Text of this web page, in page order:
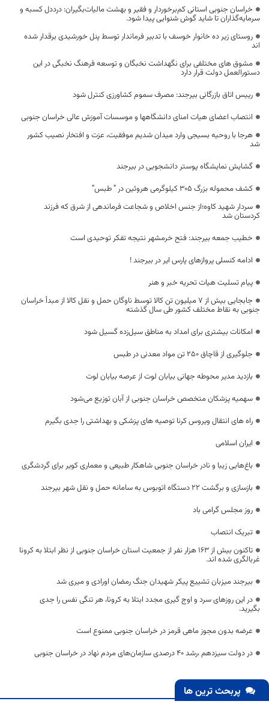
خراسان جنوبی استانی کم‌برخوردار و فقیر و بهشت مالیات‌بگیران: درددل کسبه و
سرمایه‌گذاران تا شاید گوش شنوایی پیدا شود.
روستای زیر ده خانوار خوسف با تدبیر فرماندار توسط پنل خورشیدی برقدار شده
اند
مشوق های مختلفی برای نگهداشت نخبگان و توسعه فرهنگ نخبگی در این
دستورالعمل دولت قرار دارد
رییس اتاق بازرگانی بیرجند: مصرف سموم کشاورزی کنترل شود
انتصاب اعضای هیات امنای دانشگاهها و موسسات آموزش عالی خراسان جنوبی
هرجا با روحیه بسیجی وارد میدان شدیم موفقیت، عزت و افتخار نصیب کشور
شد
گشایش نمایشگاه پوستر دانشجویی در بیرجند
کشف محموله بزرگ ۳۰۵ کیلوگرمی هروئین در ” طبس”
سردار شهید کاوه؛از جنس اخلاص و شجاعت فرماندهی از شرق که فرزند
کردستان شد
خطیب جمعه بیرجند: فتح خرمشهر نتیجه تفکر توحیدی است
ادامه کنسلی پروازهای پارس ایر در بیرجند !
پیام تسلیت هیات تحریه خبر و هنر
جابجایی بیش از ۷ میلیون تن کالا توسط ناوگان حمل و نقل کالا از مبدأ خراسان
جنوبی به نقاط مختلف کشور طی سال گذشته
امکانات بیشتری برای امداد به مناطق سیل‌زده گسیل شود
جلوگیری از قاچاق ۲۵۰ تن مواد معدنی در طبس
بازدید مدیر محوطه جهانی بیابان لوت از عرصه بیابان لوت
سهمیه پزشکان متخصص خراسان جنوبی از آبان توزیع می‌شود
راه های انتقال ویروس کرنا توصیه های پزشکی و بهداشتی را جدی بگیرم
ایران اسلامی
باغ‌هایی زیبا و نادر خراسان جنوبی شاهکار طبیعی و معماری کویر برای گردشگری
بازسازی و برگشت ۲۲ دستگاه اتوبوس به سامانه حمل و نقل شهر بیرجند
روز مجلس گرامی باد
تبریک انتصاب
تاکنون بیش از ۱۶۳ هزار نفر از جمعیت استان خراسان جنوبی از نظر ابتلا به کرونا
غربالگری شده اند.
بیرجند میزبان تشییع پیکر شهیدان جنگ رمضان اورادی و میری شد
در این روزهای سرد و اوج گیری مجدد ابتلا به کرونا، هر تنگی نفس را جدی
بگیرید.
عرضه بدون مجوز ماهی قرمز در خراسان جنوبی ممنوع است
در دولت سیزدهم ،رشد ۴۰ درصدی سازمان‌های مردم نهاد در خراسان جنوبی
پربحث ترین ها